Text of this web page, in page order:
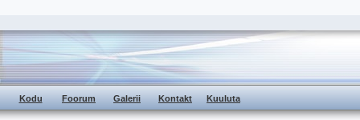
Kodu Foorum Galerii Kontakt Kuuluta